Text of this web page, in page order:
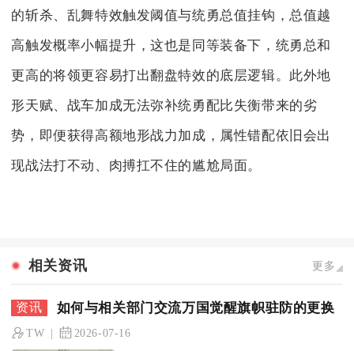
的斩杀、乱舞特效触发阈值与统勇总值挂钩，总值越
高触发概率小幅提升，这也是同等装备下，统勇总和
更高的将领更容易打出翻盘特效的底层逻辑。此外地
形天赋、战车加成无法弥补统勇配比失衡带来的劣
势，即便获得高额地形战力加成，属性错配依旧会出
现战法打不动、肉搏扛不住的尴尬局面。
相关资讯 更多
如何与相关部门交流万国觉醒旗帜驻防的更换
TW 2026-07-16